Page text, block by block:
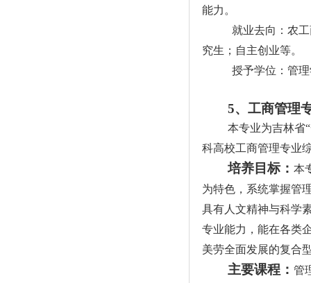
能力。
就业去向：农
究生；自主创业等。
授予学位：管
5、工商管理
本专业为吉林省
科高校工商管理专业
培养目标： 本
为特色，系统掌握管
具有人文精神与科学
专业能力，能在各类
美劳全面发展的复合
主要课程： 管